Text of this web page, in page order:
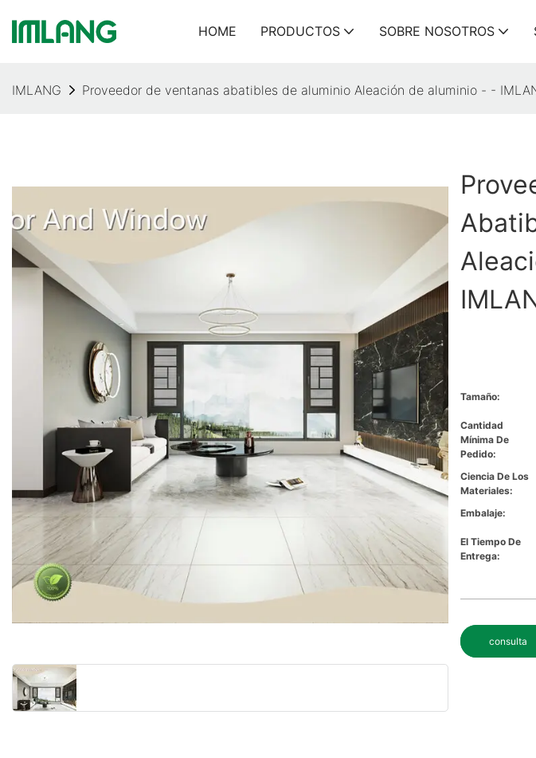
HOME PRODUCTOS SOBRE NOSOTROS
IMLANG Proveedor de ventanas abatibles de aluminio Aleación de aluminio - -
Tamaño:
Cantidad
Mínima De
Pedido:
Ciencia De Los
Materiales:
Embalaje:
El Tiempo De
Entrega:
consulta